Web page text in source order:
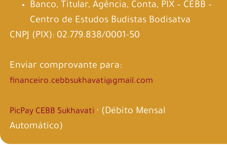
Banco, Titular, Agência, Conta, PIX – CEBB –
Centro de Estudos Budistas Bodisatva
CNPJ (PIX): 02.779.838/0001-50
Enviar comprovante para:
financeiro.cebbsukhavati@gmail.com
PicPay CEBB Sukhavati · (Débito Mensal
Automático)